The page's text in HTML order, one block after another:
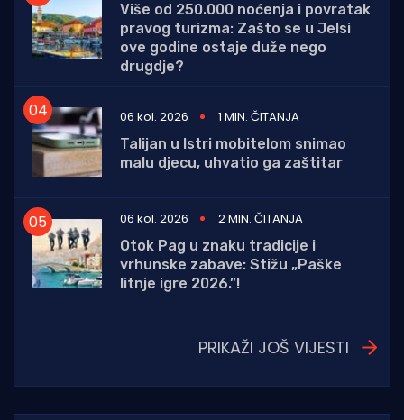
Više od 250.000 noćenja i povratak
pravog turizma: Zašto se u Jelsi
ove godine ostaje duže nego
drugdje?
06 kol. 2026
1 MIN. ČITANJA
Talijan u Istri mobitelom snimao
malu djecu, uhvatio ga zaštitar
06 kol. 2026
2 MIN. ČITANJA
Otok Pag u znaku tradicije i
vrhunske zabave: Stižu „Paške
litnje igre 2026.”!
PRIKAŽI JOŠ VIJESTI